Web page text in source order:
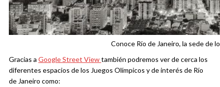
Conoce Río de Janeiro, la sede de
Gracias a Google Street Viewtambién podremos ver de cerca los
diferentes espacios de los Juegos Olímpicos y de interés de Río
de Janeiro como: